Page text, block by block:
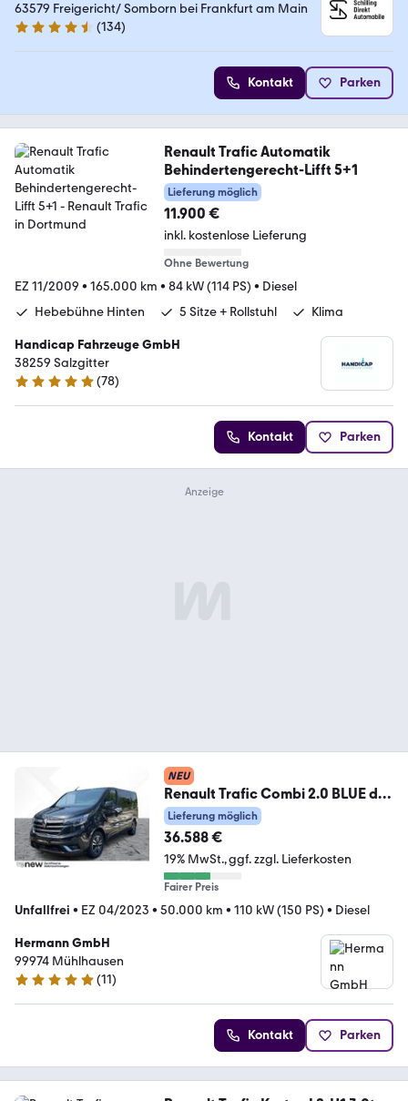
63579 Freigericht/ Somborn bei Frankfurt am Main
4.7 Sterne
(134)
Kontakt Parken
Renault Trafic Automatik
Behindertengerecht-Lifft 5+1
Lieferung möglich
11.900 €
inkl. kostenlose Lieferung
Ohne Bewertung
EZ 11/2009 • 165.000 km • 84 kW (114 PS) • Diesel
Hebebühne Hinten
5 Sitze + Rollstuhl Klima
Handicap Fahrzeuge GmbH
38259 Salzgitter
5 Sterne
(78)
Kontakt Parken
NEU
Renault Trafic Combi 2.0 BLUE dCi
150 L1H1 SpaceClass LM
Lieferung möglich
36.588 €
19% MwSt. ggf. zzgl. Lieferkosten
Fairer Preis
Unfallfrei • EZ 04/2023 • 50.000 km • 110 kW (150 PS) • Diesel
Hermann GmbH
99974 Mühlhausen
5 Sterne
(11)
Kontakt Parken